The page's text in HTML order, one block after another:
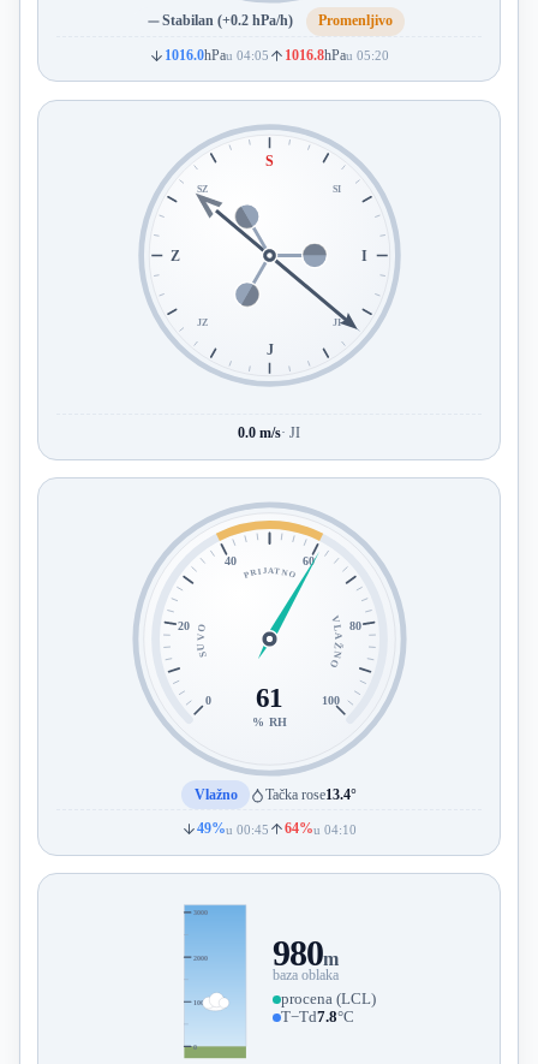
Stabilan (+0.2 hPa/h) Promenljivo
1016.0hPau 04:05 1016.8hPau 05:20
S
I
J
Z
SI
JI
JZ
SZ
0.0 m/s· JI
0
20
40 60
80
100
SUVO
PRIJATNO
VLAŽNO
61
% RH
Vlažno Tačka rose13.4°
49%u 00:45 64%u 04:10
0
1000
2000
3000
980m
baza oblaka
procena (LCL)
T−Td7.8°C